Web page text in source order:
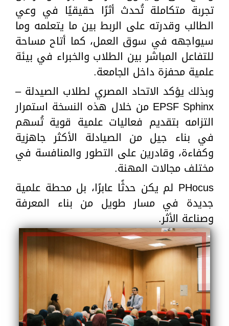
تجربة متكاملة تُحدث أثرًا حقيقيًا في وعي
الطالب وقدرته على الربط بين ما يتعلمه وما
سيواجهه في سوق العمل، كما أتاح مساحة
للتفاعل المباشر بين الطلاب والخبراء في بيئة
علمية محفزة داخل الجامعة.
وبذلك يؤكد الاتحاد المصري لطلاب الصيدلة –
EPSF Sphinx من خلال هذه النسخة استمرار
التزامه بتقديم فعاليات علمية قوية تُسهم
في بناء جيل من الصيادلة الأكثر جاهزية
وكفاءة، وقادرين على التطور والمنافسة في
مختلف مجالات المهنة.
‏PHocus لم يكن حدثًا عابرًا، بل محطة علمية
جديدة في مسار طويل من بناء المعرفة
وصناعة الأثر.